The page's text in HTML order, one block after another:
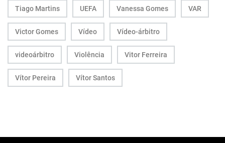
Tiago Martins UEFA Vanessa Gomes VAR
Victor Gomes Vídeo Vídeo-árbitro
videoárbitro Violência Vitor Ferreira
Vítor Pereira Vítor Santos